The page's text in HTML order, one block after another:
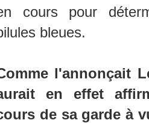
cours pour
bleues.
l'annonçait
en effet
de sa garde à